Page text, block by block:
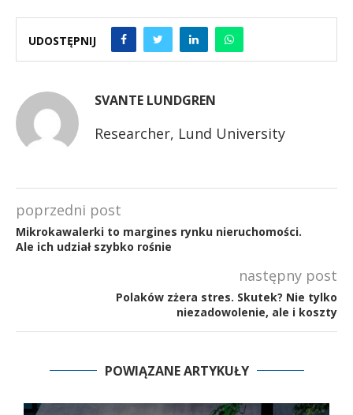
UDOSTĘPNIJ
SVANTE LUNDGREN
Researcher, Lund University
poprzedni post
Mikrokawalerki to margines rynku nieruchomości.
Ale ich udział szybko rośnie
następny post
Polaków zżera stres. Skutek? Nie tylko
niezadowolenie, ale i koszty
POWIĄZANE ARTYKUŁY